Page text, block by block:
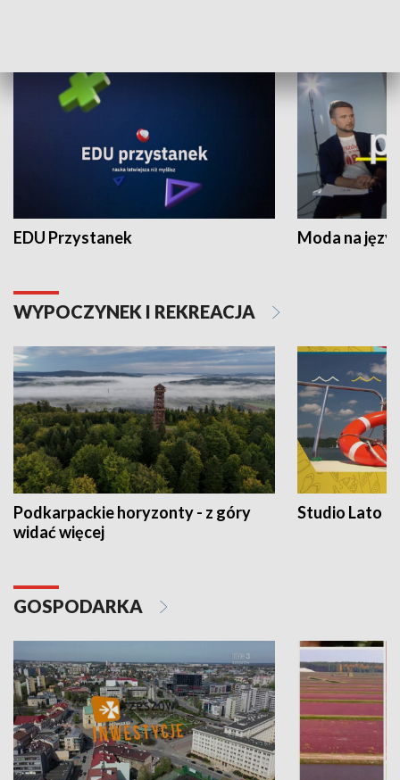
EDU Przystanek Moda na
WYPOCZYNEK I REKREACJA
Podkarpackie horyzonty - z góry
widać więcej
Studio Lato
GOSPODARKA